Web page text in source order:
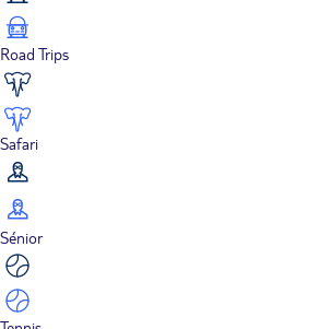
Road Trips
Safari
Sénior